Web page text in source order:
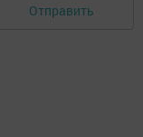
Отправить